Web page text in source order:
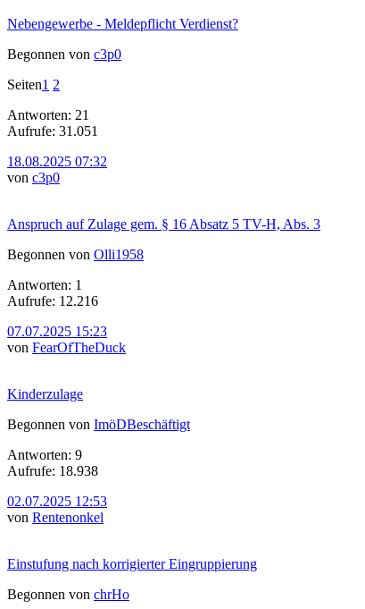
Nebengewerbe - Meldepflicht Verdienst?
Begonnen von c3p0
Seiten1 2
Antworten: 21
Aufrufe: 31.051
18.08.2025 07:32
von c3p0
Anspruch auf Zulage gem. § 16 Absatz 5 TV-H, Abs. 3
Begonnen von Olli1958
Antworten: 1
Aufrufe: 12.216
07.07.2025 15:23
von FearOfTheDuck
Kinderzulage
Begonnen von ImöDBeschäftigt
Antworten: 9
Aufrufe: 18.938
02.07.2025 12:53
von Rentenonkel
Einstufung nach korrigierter Eingruppierung
Begonnen von chrHo